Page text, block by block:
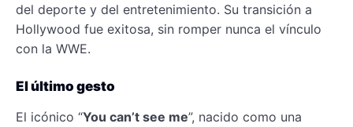
del deporte y del entretenimiento. Su transición a
Hollywood fue exitosa, sin romper nunca el vínculo
con la WWE.
El último gesto
El icónico “You can’t see me”, nacido como una